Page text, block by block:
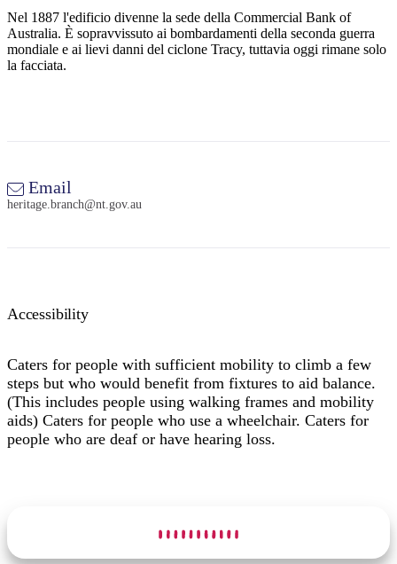
Nel 1887 l'edificio divenne la sede della Commercial Bank of
Australia. È sopravvissuto ai bombardamenti della seconda guerra
mondiale e ai lievi danni del ciclone Tracy, tuttavia oggi rimane solo
la facciata.
Email
heritage.branch@nt.gov.au
Accessibility
Caters for people with sufficient mobility to climb a few
steps but who would benefit from fixtures to aid balance.
(This includes people using walking frames and mobility
aids) Caters for people who use a wheelchair. Caters for
people who are deaf or have hearing loss.